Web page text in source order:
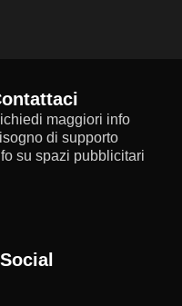
Contattaci
maggiori info
di supporto
su spazi pubblicitari